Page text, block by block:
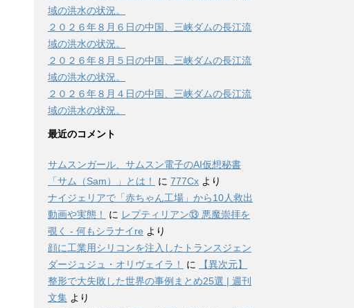
域の洪水の状況。
２０２６年８月６日の中国、三峡ダムの長江流
域の洪水の状況。
２０２６年８月５日の中国、三峡ダムの長江流
域の洪水の状況。
２０２６年８月４日の中国、三峡ダムの長江流
域の洪水の状況。
最近のコメント
サムスンガール、サムスン電子のAI仮想秘書
「サム（Sam）」とは！
に 777Cx より
ナイジェリアで「赤ちゃん工場」から10人救出
動画や実態！
に レプティリアン⑬ 悪魔崇拝を
覗く - 何もシラナイre より
顔に工業用シリコンを注入したトランスジェン
ダージュジュ・オリヴェイラ！
に
【異次元】
整形で大失敗した世界の事例まとめ25選 | 週刊
文集 より